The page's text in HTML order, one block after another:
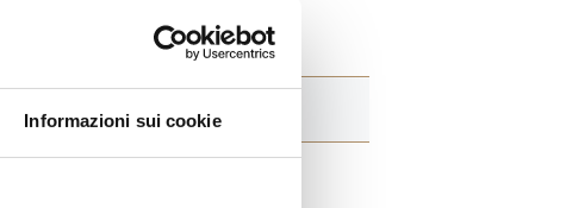
Informazioni sui cookie